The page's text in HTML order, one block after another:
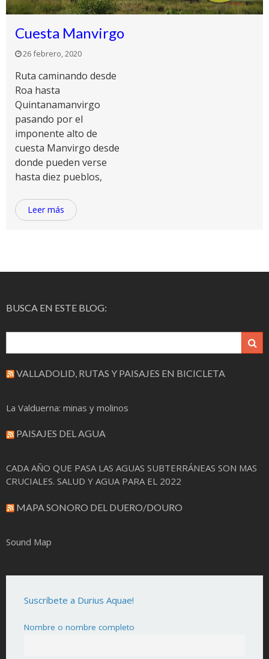
Cuesta Manvirgo
26 febrero, 2020
Ruta caminando desde
Roa hasta
Quintanamanvirgo
pasando por el
imponente alto de
cuesta Manvirgo desde
donde pueden verse
hasta diez pueblos,
Leer más
BUSCA EN ESTE BLOG:
VALLADOLID, RUTAS Y PAISAJES EN BICICLETA
La Valduerna: minas y molinos
PAISAJES DEL AGUA
CADA AÑO QUE PASA LAS AGUAS SUBTERRÁNEAS SON MAS
CRUCIALES. SALUD Y AGUA PARA EL 2022
MAPA SONORO DEL DUERO/DOURO
Sound Map
Suscríbete a Durius Aquae!
Nombre o nombre completo